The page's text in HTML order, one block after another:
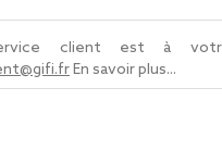
client est à
En savoir plus...